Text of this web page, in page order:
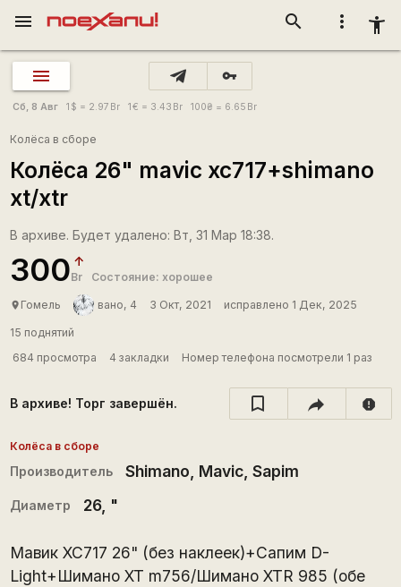
more_vert accessibility_new
search
menu
vpn_key
Сб, 8 Авг 1 $ = 2.97 Br 1€ = 3.43 Br 100₴ = 6.65 Br
Колёса в сборе
Колёса 26" mavic xc717+shimano
xt/xtr
В архиве. Будет удалено: Вт, 31 Мар 18:38.
300Br Состояние: хорошее
place Гомель вано, 4 3 Окт, 2021 исправлено 1 Дек, 2025
15 поднятий
684 просмотра
4 закладки Номер телефона посмотрели 1 раз
В архиве! Торг завершён. report
Колёса в сборе
Производитель Shimano Mavic, Sapim
Диаметр 26, "
Мавик XC717 26" (без наклеек)+Сапим D-
Light+Шимано ХТ m756/Шимано XTR 985 (обе